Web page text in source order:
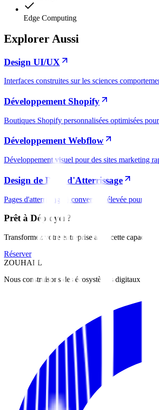
Edge Computing
Explorer Aussi
Design UI/UX
Interfaces construites sur les sciences
Développement Shopify
Boutiques Shopify personnalisées optimisées
Développement Webflow
Développement visuel pour des sites marketing
Design de Page d'Atterrissage
Pages d'atterrissage à conversion élevée pour
Prêt à Déployer?
Transformez votre entreprise avec cette capacité.
Réserver
ZOUHALL
Nous construisons des écosystèmes digitaux